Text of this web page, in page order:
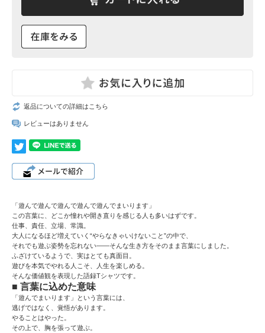
返品についての詳細はこちら
レビューはありません
「遊んで遊んで遊んで遊んで遊んでまいります」
この言葉に、どこか憧れや開き直りを感じる人も多いはずです。
仕事、責任、立場、常識。
大人になるほど増えていく“やらなきゃいけないこと”の中で、
それでも遊ぶ姿勢を忘れない――そんな生き方をそのまま言葉にしました。
ふざけているようで、実はとても真面目。
遊びを本気でやれる人こそ、人生を楽しめる。
そんな価値観を表現した語録Tシャツです。
■ 言葉に込めた意味
「遊んでまいります」という言葉には、
逃げではなく、覚悟があります。
やることはやった。
その上で、胸を張って遊ぶ。